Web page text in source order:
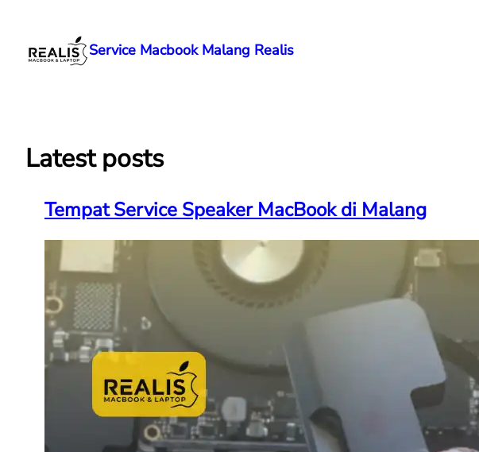
konten
Service Macbook Malang Realis
Latest posts
Tempat Service Speaker MacBook di Malang